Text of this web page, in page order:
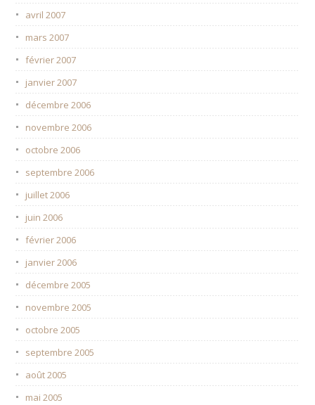
avril 2007
mars 2007
février 2007
janvier 2007
décembre 2006
novembre 2006
octobre 2006
septembre 2006
juillet 2006
juin 2006
février 2006
janvier 2006
décembre 2005
novembre 2005
octobre 2005
septembre 2005
août 2005
mai 2005